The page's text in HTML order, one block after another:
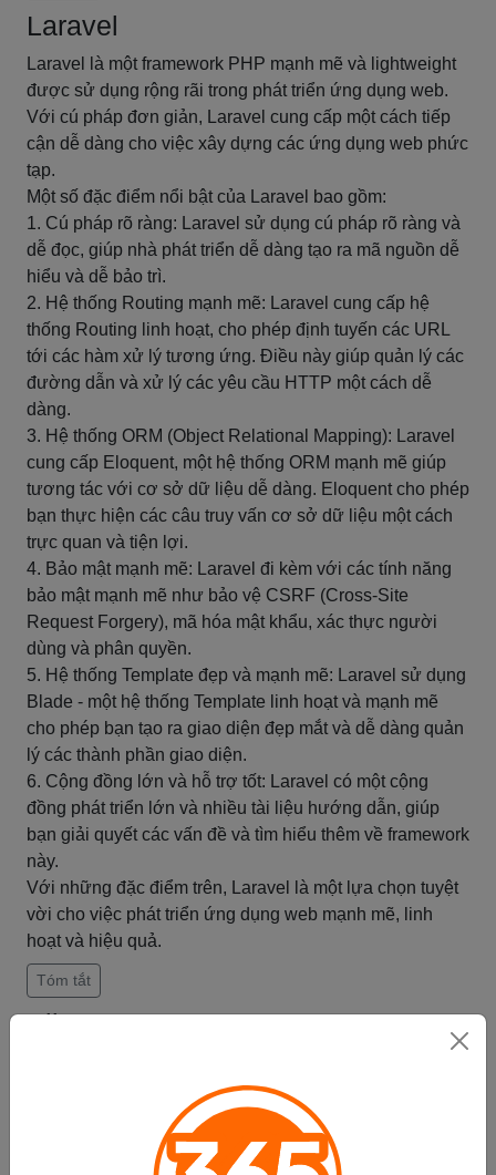
Laravel
Laravel là một framework PHP mạnh mẽ và lightweight
được sử dụng rộng rãi trong phát triển ứng dụng web.
Với cú pháp đơn giản, Laravel cung cấp một cách tiếp
cận dễ dàng cho việc xây dựng các ứng dụng web phức
tạp.
Một số đặc điểm nổi bật của Laravel bao gồm:
1. Cú pháp rõ ràng: Laravel sử dụng cú pháp rõ ràng và
dễ đọc, giúp nhà phát triển dễ dàng tạo ra mã nguồn dễ
hiểu và dễ bảo trì.
2. Hệ thống Routing mạnh mẽ: Laravel cung cấp hệ
thống Routing linh hoạt, cho phép định tuyến các URL
tới các hàm xử lý tương ứng. Điều này giúp quản lý các
đường dẫn và xử lý các yêu cầu HTTP một cách dễ
dàng.
3. Hệ thống ORM (Object Relational Mapping): Laravel
cung cấp Eloquent, một hệ thống ORM mạnh mẽ giúp
tương tác với cơ sở dữ liệu dễ dàng. Eloquent cho phép
bạn thực hiện các câu truy vấn cơ sở dữ liệu một cách
trực quan và tiện lợi.
4. Bảo mật mạnh mẽ: Laravel đi kèm với các tính năng
bảo mật mạnh mẽ như bảo vệ CSRF (Cross-Site
Request Forgery), mã hóa mật khẩu, xác thực người
dùng và phân quyền.
5. Hệ thống Template đẹp và mạnh mẽ: Laravel sử dụng
Blade - một hệ thống Template linh hoạt và mạnh mẽ
cho phép bạn tạo ra giao diện đẹp mắt và dễ dàng quản
lý các thành phần giao diện.
6. Cộng đồng lớn và hỗ trợ tốt: Laravel có một cộng
đồng phát triển lớn và nhiều tài liệu hướng dẫn, giúp
bạn giải quyết các vấn đề và tìm hiểu thêm về framework
này.
Với những đặc điểm trên, Laravel là một lựa chọn tuyệt
vời cho việc phát triển ứng dụng web mạnh mẽ, linh
hoạt và hiệu quả.
Tóm tắt
Slim
được sử dụng phổ biến để xây dựng các API và ứng
dụng web đơn giản.
Slim được thiết kế đơn giản và tập trung vào việc cung
cấp các công cụ cần thiết để xây dựng các ứng dụng